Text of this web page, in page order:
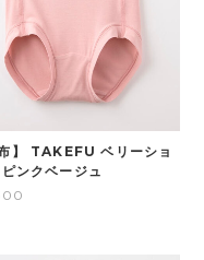
布】 TAKEFU ベリーショ
ンクベージュ